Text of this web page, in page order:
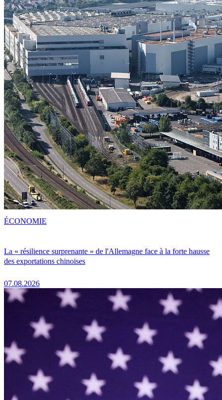
La « résilience surprenante » de l'Allemagne face à la forte hausse
des exportations chinoises
07.08.2026
ÉCONOMIE